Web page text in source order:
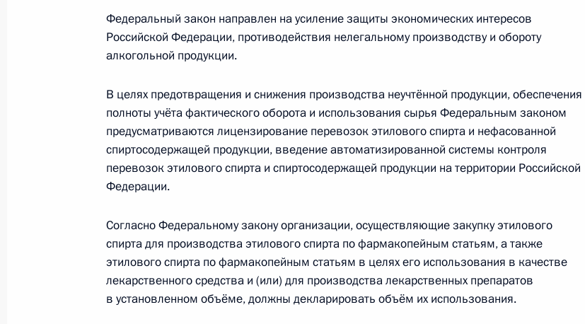
В законодательство внесены изменения, направленные на совершенствование
защиты прав кредиторов
19 июля 2011 года, вторник
Подписан закон об искусственных земельных участках, созданных на водных
объектах, находящихся в федеральной собственности
Внесены изменения в части первую и вторую Налогового кодекса
19 июля 2011 года, 10:20
Федеральный закон направлен на усиление защиты экономических интересов
Российской Федерации, противодействия нелегальному производству и обороту
алкогольной продукции.
В целях предотвращения и снижения производства неучтённой продукции, обеспечения
полноты учёта фактического оборота и использования сырья Федеральным законом
предусматриваются лицензирование перевозок этилового спирта и нефасованной
спиртосодержащей продукции, введение автоматизированной системы контроля
перевозок этилового спирта и спиртосодержащей продукции на территории Российской
Федерации.
Согласно Федеральному закону организации, осуществляющие закупку этилового
спирта для производства этилового спирта по фармакопейным статьям, а также
этилового спирта по фармакопейным статьям в целях его использования в качестве
лекарственного средства и (или) для производства лекарственных препаратов
в установленном объёме, должны декларировать объём их использования.